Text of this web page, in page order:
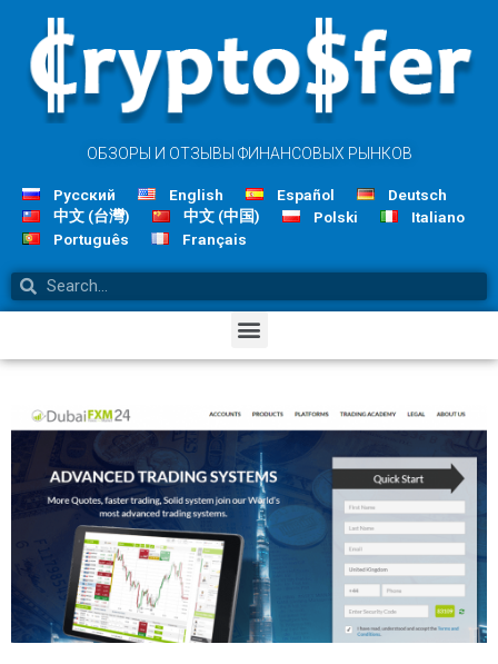
ОБЗОРЫ И ОТЗЫВЫ ФИНАНСОВЫХ РЫНКОВ
Русский English Español
Deutsch
中文 (台灣)
中文 (中国) Polski
Italiano
Português
Français